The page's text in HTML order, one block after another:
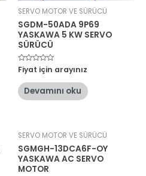
SERVO MOTOR VE SÜRÜCÜ
SGDM-50ADA 9P69
YASKAWA 5 KW SERVO
SÜRÜCÜ
5
üzerinden
oy
aldı
Fiyat için arayınız
Devamını oku
SERVO MOTOR VE SÜRÜCÜ
SGMGH-13DCA6F-OY
YASKAWA AC SERVO
MOTOR